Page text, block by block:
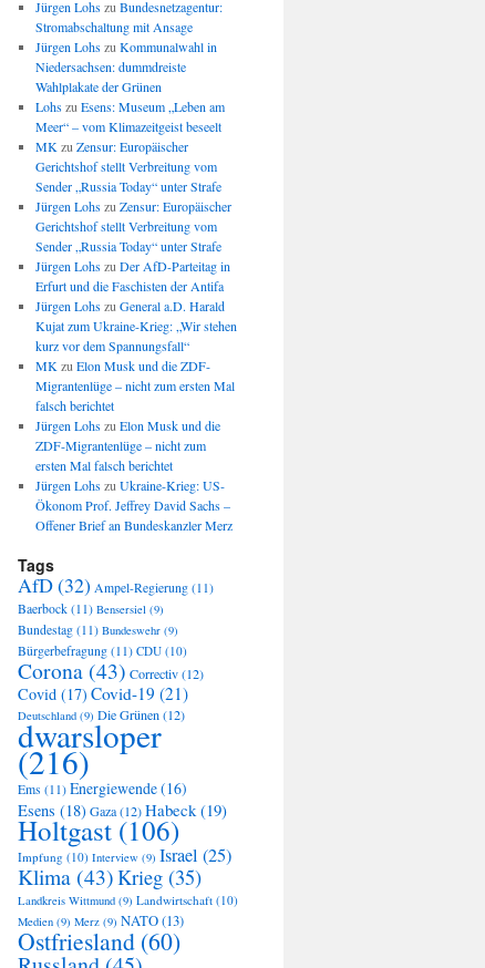
Jürgen Lohszu Bundesnetzagentur:
Stromabschaltung mit Ansage
Jürgen Lohszu Kommunalwahl in
Niedersachsen: dummdreiste
Wahlplakate der Grünen
Lohszu Esens: Museum „Leben am
Meer“ – vom Klimazeitgeist beseelt
MK zu Zensur: Europäischer
Gerichtshof stellt Verbreitung vom
Sender „Russia Today“ unter Strafe
Jürgen Lohszu Zensur: Europäischer
Gerichtshof stellt Verbreitung vom
Sender „Russia Today“ unter Strafe
Jürgen Lohszu Der AfD-Parteitag in
Erfurt und die Faschisten der Antifa
Jürgen Lohszu General a.D. Harald
Kujat zum Ukraine-Krieg: „Wir stehen
kurz vor dem Spannungsfall“
MK zu Elon Musk und die ZDF-
Migrantenlüge – nicht zum ersten Mal
falsch berichtet
Jürgen Lohszu Elon Musk und die
ZDF-Migrantenlüge – nicht zum
ersten Mal falsch berichtet
Jürgen Lohszu Ukraine-Krieg: US-
Ökonom Prof. Jeffrey David Sachs –
Offener Brief an Bundeskanzler Merz
Tags
AfD(32) Ampel-Regierung (11)
Baerbock (11) Bensersiel (9)
Bundestag (11) Bundeswehr (9)
Bürgerbefragung (11) CDU (10)
Corona (43) Correctiv(12)
Covid (17) Covid-19 (21)
Deutschland (9) Die Grünen(12)
dwarsloper
(216)
Ems (11) Energiewende(16)
Esens (18)Gaza(12)Habeck(19)
Holtgast (106)
Impfung (10) Interview (9) Israel (25)
Klima (43)Krieg (35)
Landkreis Wittmund (9) Landwirtschaft (10)
Medien (9) Merz (9) NATO(13)
Ostfriesland (60)